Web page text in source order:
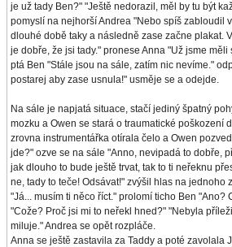
je už tady Ben?" "Ještě nedorazil, měl by tu být
pomyslí na nejhorší Andrea "Nebo spíš zabloudil
dlouhé době taky a následně zase začne plakat.
je dobře, že jsi tady." pronese Anna "Už jsme
ptá Ben "Stále jsou na sále, zatím nic nevíme."
postarej aby zase usnula!" usměje se a odejde.
Na sále je napjatá situace, stačí jediný špatný
mozku a Owen se stará o traumatické poškození
zrovna instrumentářka otírala čelo a Owen
jde?" ozve se na sále "Anno, nevipadá to dobře,
jak dlouho to bude ještě trvat, tak to ti neřeknu
ne, tady to teče! Odsávat!" zvýšil hlas na
"Já... musím ti něco říct." prolomí ticho Ben
"Cože? Proč jsi mi to neřekl hned?" "Nebyla
miluje." Andrea se opět rozpláče.
Anna se ještě zastavila za Taddy a poté zavolala